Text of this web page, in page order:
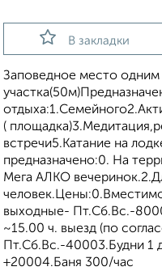
В закладки
Заповедное место одним
(
встречи5.Катание на
предназначено:0. На
Мега АЛКО
выходные- Пт.Сб.Вс.-
~15.00 ч. выезд (по
Пт.Сб.Вс.-40003.Будни 1
+20004.Баня 300/час